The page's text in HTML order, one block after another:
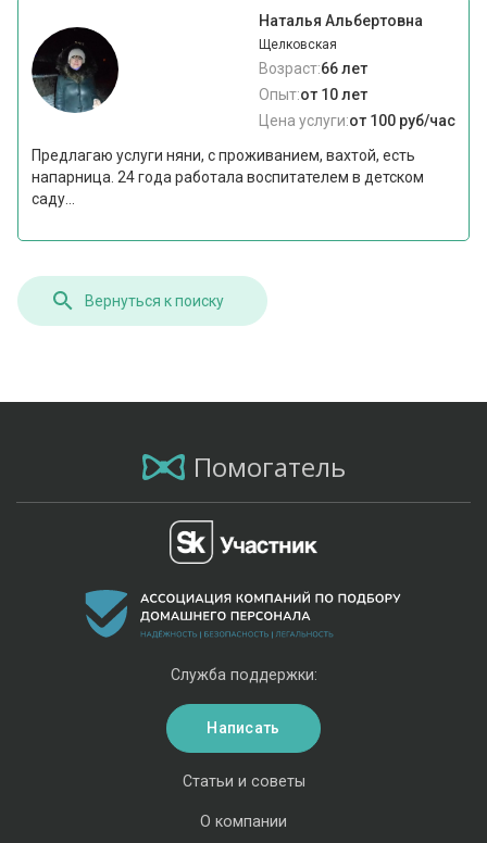
Наталья Альбертовна
Щелковская
Возраст:66 лет
Опыт:от 10 лет
Цена услуги:от 100 руб/час
Предлагаю услуги няни, с проживанием, вахтой, есть
напарница. 24 года работала воспитателем в детском
саду...
Вернуться к поиску
Помогатель
Статьи и советы
О компании
Служба поддержки:
Написать